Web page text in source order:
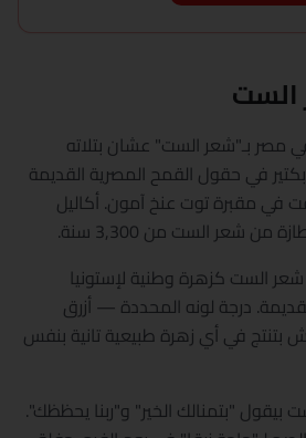
الست
بـ"شعر الست" عشان بتلاته
في حقول القمح المصرية القديمة
في مقبرة توت عنخ آمون. أكاليل
من شعر الست من 3,300 سنة.
الست كزهرة وطنية لإستونيا
درجة لونه المحددة — أزرق
في أي زهرة طبيعية تانية بنفس
بيقول "بتمنالك الخير" و"ربنا يحظظك".